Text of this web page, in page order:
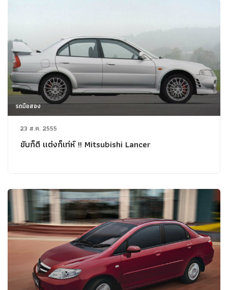
รถมือสอง
23 ส.ค. 2555
ขับก็ดี แต่งก็เท่ห์ !! Mitsubishi Lancer